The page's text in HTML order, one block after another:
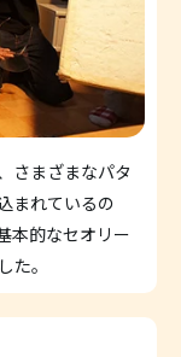
さまざまなパタ
まれているの
本的なセオリー
た。